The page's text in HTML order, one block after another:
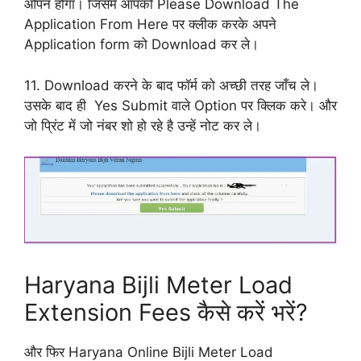
ओपन होगा। जिसमे आपको Please Download The
Application From Here पर क्लीक करके अपने
Application form को Download कर ले।
11. Download करने के बाद फॉर्म को अच्छी तरह जाँच ले।
उसके बाद ही Yes Submit वाले Option पर क्लिक करे। और
जो प्रिंट में जो नंबर शो हो रहे है उन्हें नोट कर ले।
Haryana Bijli Meter Load
Extension Fees कैसे करें भरें?
और फिर Haryana Online Bijli Meter Load